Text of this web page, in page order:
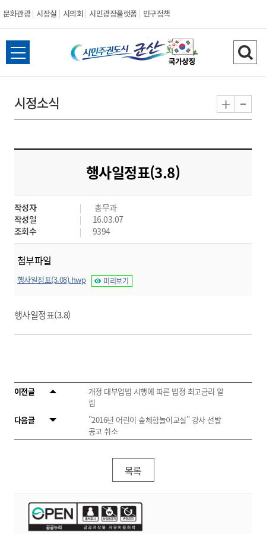
문화관광 시장실 시의회 시민광장플랫폼 인구정책
시
민
도
시
군
산
전
체
뉴
열
검
색
기
시정소식 + -
행사일정표(3.8)
작성자
총무과
작성일
16.03.07
조회수
9394
첨부파일
행사일정표(3.08).hwp 미리보기
행사일정표(3.8)
이전글
개정 대부업법 시행에 따른 법정 최고금리 알
림
다음글
"2016년 어린이 숲체험놀이교실" 강사 선발
공고 취소
목록